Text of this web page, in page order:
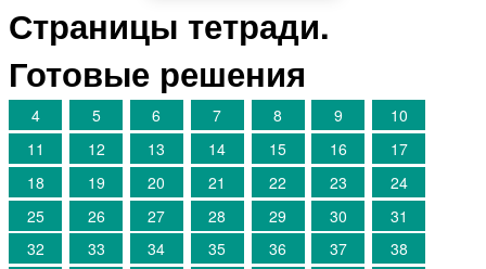
Страницы тетради.
Готовые решения
4 5 6 7 8 9
10
11
12 13 14 15 16
17
18
19 20 21 22 23
24
25
26 27 28 29 30
31
32
33 34 35 36 37 38